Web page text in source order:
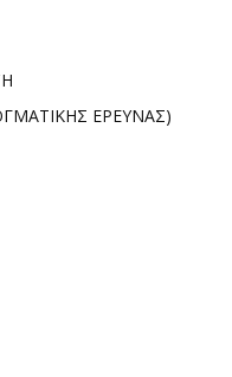
ΕΡΕΥΝΑΣ)